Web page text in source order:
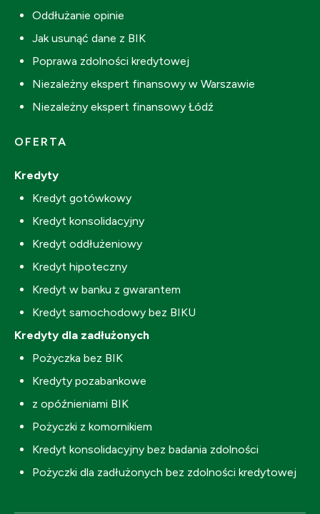
Oddłużanie opinie
Jak usunąć dane z BIK
Poprawa zdolności kredytowej
Niezależny ekspert finansowy w Warszawie
Niezależny ekspert finansowy Łódź
OFERTA
Kredyty
Kredyt gotówkowy
Kredyt konsolidacyjny
Kredyt oddłużeniowy
Kredyt hipoteczny
Kredyt w banku z gwarantem
Kredyt samochodowy bez BIKU
Kredyty dla zadłużonych
Pożyczka bez BIK
Kredyty pozabankowe
z opóźnieniami BIK
Pożyczki z komornikiem
Kredyt konsolidacyjny bez badania zdolności
Pożyczki dla zadłużonych bez zdolności kredytowej